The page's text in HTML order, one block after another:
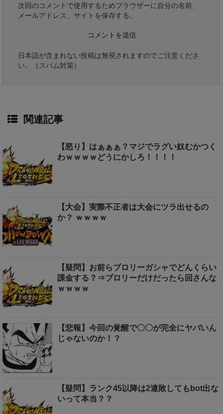
次回のコメントで使用するためブラウザーに自分の名前、
メールアドレス、サイトを保存する。
日本語が含まれない投稿は無視されますのでご注意くださ
い。（スパム対策）
関連記事
【怒り】はぁぁぁ？マジでラグい奴むかつく
わｗｗｗｗどうにかしろ！！！！
【大会】実際不正者は大会にツラ出せるの
か？ ｗｗｗｗ
【疑問】お前らブロリーガシャでどんくらい
課金する？⇒ブロリーだけだったら回さんな
ｗｗｗｗ
【悲報】今回の覚醒で〇〇が完全にヤバいん
じゃないのか！？
【疑問】ランク45以降は2連敗してもbot出な
いって本当？？